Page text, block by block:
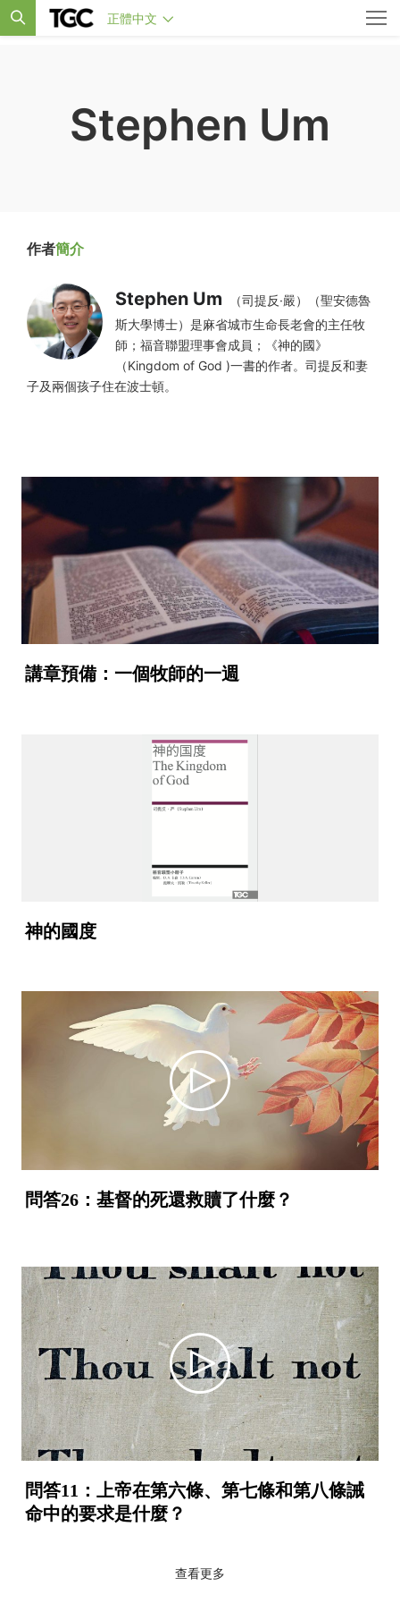
正體中文
Stephen Um
作者簡介
Stephen Um
（司提反·嚴）（聖安德魯
斯大學博士）是麻省城市生命長老會的主任牧
師；福音聯盟理事會成員；《神的國》
（Kingdom of God )一書的作者。司提反和妻
子及兩個孩子住在波士頓。
講章預備：一個牧師的一週
神的國度
video
問答26：基督的死還救贖了什麼？
問答11：上帝在第六條、第七條和第八條誡
命中的要求是什麼？
查看更多